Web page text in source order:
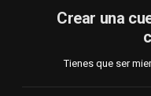
Contenido
Conectar
Crear una
Tienes que ser